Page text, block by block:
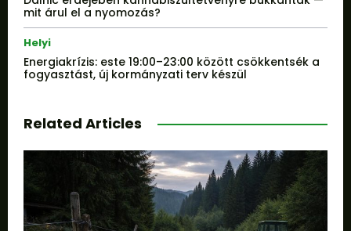
mit árul el a nyomozás?
Helyi
Energiakrízis: este 19:00–23:00 között csökkentsék a
fogyasztást, új kormányzati terv készül
Related Articles